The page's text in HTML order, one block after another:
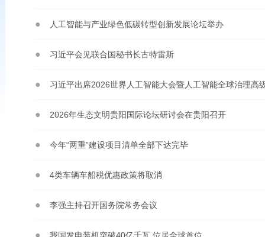
人工智能与产业绿色低碳转型创新发展论坛举办
习近平会见联合国秘书长古特雷斯
习近平出席2026世界人工智能大会暨人工智能全球治理高
2026年生态文明贵阳国际论坛研讨会在贵阳召开
今年“两重”建设项目清单全部下达完毕
4类车辆车船税优惠政策将取消
李强主持召开国务院常务会议
我国发电装机突破40亿千瓦 位居全球首位